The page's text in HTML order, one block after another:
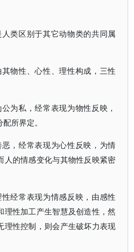
人类区别于其它动物类的共同属
其物性、心性、理性构成，三性
公为私，经常表现为物性反映，
所界定。
恶，经常表现为心性反映，为情
人的情感变化与其物性反映紧密
性经常表现为情感反映，由感性
理性加工产生智慧及创造性，然
理性控制，则会产生破坏力表现